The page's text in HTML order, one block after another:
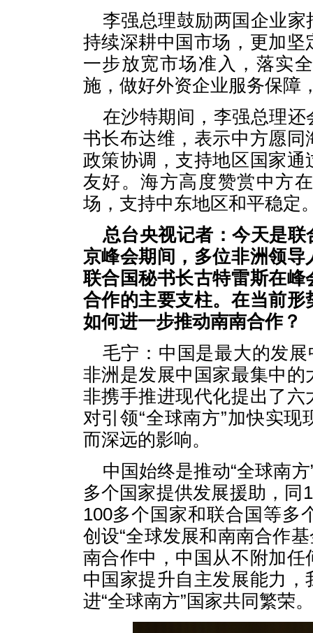
李强总理鼓励两国企业
持续深耕中国市场，更加
一步放宽市场准入，落实
施，做好外资企业服务保障
在沙特期间，李强总理
书长布达维，表示中方愿
政策协调，支持地区国家
友好。海方高度赞赏中方
场，支持中东地区和平稳定
总台央视记者：今天是
京峰会期间，多位非洲领
联合国秘书长古特雷斯在
合作的主要支柱。在当前
如何进一步推动南南合作？
毛宁：中国是最大的发
非洲是发展中国家最集中
非携手推进现代化提出了
对引领“全球南方”加快实
而深远的影响。
中国始终是推动“全球南
多个国家提供发展援助，同
100多个国家和联合国等多
创设“全球发展和南南合作
南合作中，中国从不附加
中国家提升自主发展能力
进“全球南方”国家共同繁荣。